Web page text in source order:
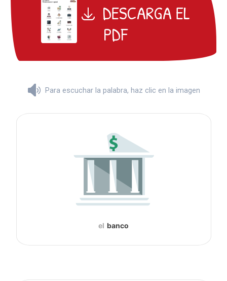
DESCARGA EL
PDF
Para escuchar la palabra, haz clic en la imagen
el banco